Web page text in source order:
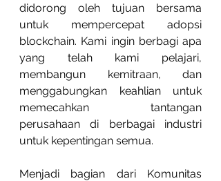
didorong oleh tujuan bersama
untuk mempercepat adopsi
blockchain. Kami ingin berbagi apa
yang telah kami pelajari,
membangun kemitraan, dan
menggabungkan keahlian untuk
memecahkan tantangan
perusahaan di berbagai industri
untuk kepentingan semua.
Menjadi bagian dari Komunitas